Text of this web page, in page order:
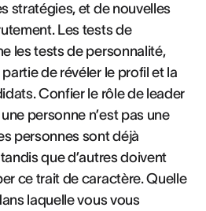
stratégies, et de nouvelles
Les tests de
les tests de personnalité,
de révéler le profil et la
Confier le rôle de leader
personne n’est pas une
personnes sont déjà
que d’autres doivent
ce trait de caractère. Quelle
laquelle vous vous